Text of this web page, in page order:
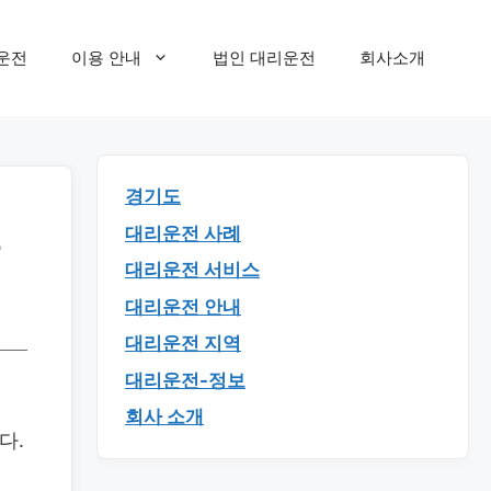
전 이용 안내 법인 대리운전 회사소개
.
경기도
대리운전 사례
대리운전 서비스
대리운전 안내
대리운전 지역
대리운전-정보
회사 소개